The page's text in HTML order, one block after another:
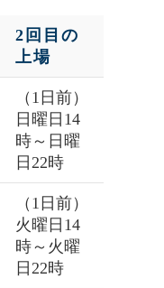
2回目の
上場
（1日前）
日曜日14
時～日曜
日22時
（1日前）
火曜日14
時～火曜
日22時